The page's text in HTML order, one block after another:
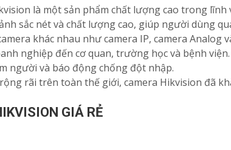
là một sản phẩm chất lượng cao trong
sắc nét và chất lượng cao, giúp người dùng
khác nhau như camera IP, camera
nghiệp đến cơ quan, trường học và bệnh
người và báo động chống đột nhập.
rãi trên toàn thế giới, camera Hikvision đã
GIÁ RẺ